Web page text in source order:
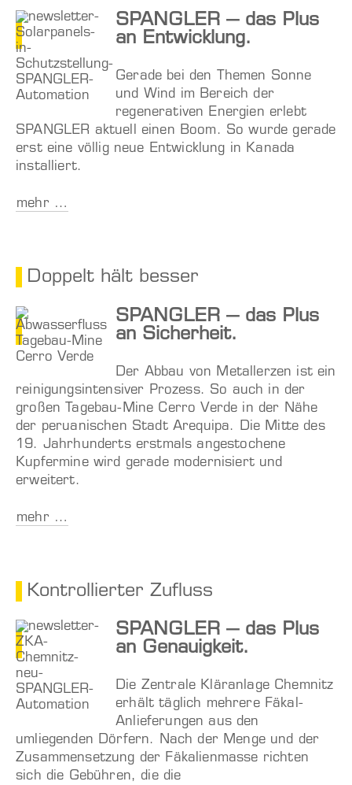
SPANGLER – das Plus
an Entwicklung.
Gerade bei den Themen Sonne
und Wind im Bereich der
regenerativen Energien erlebt
SPANGLER aktuell einen Boom. So wurde gerade
erst eine völlig neue Entwicklung in Kanada
installiert.
mehr …
Doppelt hält besser
SPANGLER – das Plus
an Sicherheit.
Der Abbau von Metallerzen ist ein
reinigungsintensiver Prozess. So auch in der
großen Tagebau-Mine Cerro Verde in der Nähe
der peruanischen Stadt Arequipa. Die Mitte des
19. Jahrhunderts erstmals angestochene
Kupfermine wird gerade modernisiert und
erweitert.
mehr …
Kontrollierter Zufluss
SPANGLER – das Plus
an Genauigkeit.
Die Zentrale Kläranlage Chemnitz
erhält täglich mehrere Fäkal-
Anlieferungen aus den
umliegenden Dörfern. Nach der Menge und der
Zusammensetzung der Fäkalienmasse richten
sich die Gebühren, die die